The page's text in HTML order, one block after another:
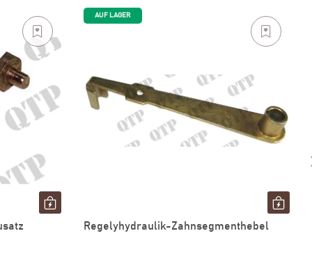
AUF LAGER
Regelyhydraulik-Zahnsegmenthebel